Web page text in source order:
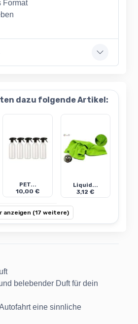
Format
dazu folgende Artikel:
PET...
10,00 €
Liquid...
3,12 €
anzeigen (17 weitere)
belebender Duft für dein
eine sinnliche